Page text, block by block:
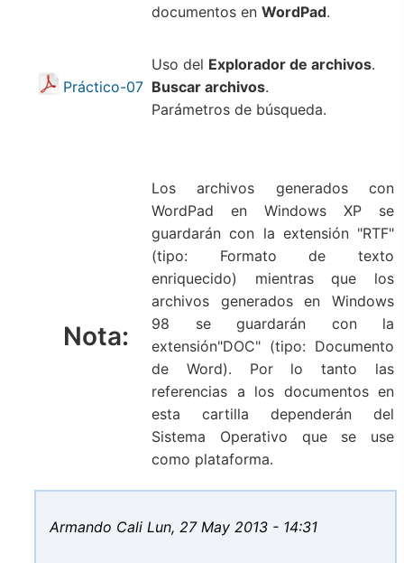
documentos en WordPad.
Práctico-07
Uso del Explorador de archivos.
Buscar archivos.
Parámetros de búsqueda.
Nota:
Los archivos generados con
WordPad en Windows XP se
guardarán con la extensión "RTF"
(tipo: Formato de texto
enriquecido) mientras que los
archivos generados en Windows
98 se guardarán con la
extensión"DOC" (tipo: Documento
de Word). Por lo tanto las
referencias a los documentos en
esta cartilla dependerán del
Sistema Operativo que se use
como plataforma.
Armando Cali Lun, 27 May 2013 - 14:31